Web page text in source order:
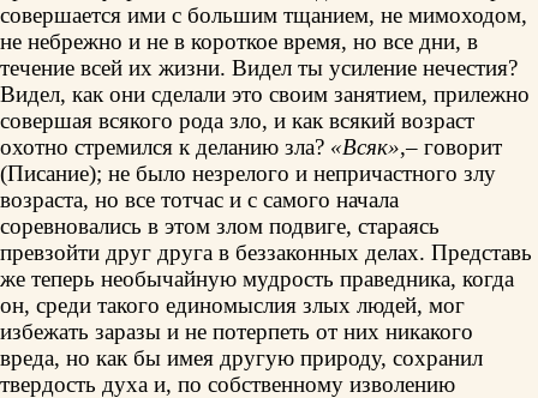
совершается ими с большим тщанием, не мимоходом,
не небрежно и не в короткое время, но все дни, в
течение всей их жизни. Видел ты усиление нечестия?
Видел, как они сделали это своим занятием, прилежно
совершая всякого рода зло, и как всякий возраст
охотно стремился к деланию зла? «Всяк»,– говорит
(Писание); не было незрелого и непричастного злу
возраста, но все тотчас и с самого начала
соревновались в этом злом подвиге, стараясь
превзойти друг друга в беззаконных делах. Представь
же теперь необычайную мудрость праведника, когда
он, среди такого единомыслия злых людей, мог
избежать заразы и не потерпеть от них никакого
вреда, но как бы имея другую природу, сохранил
твердость духа и, по собственному изволению